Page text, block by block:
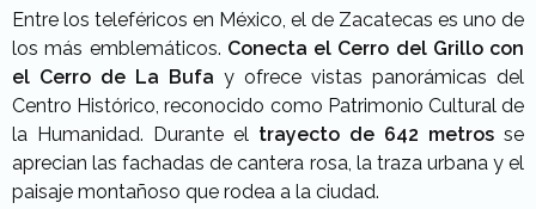
Entre los teleféricos en México, el de Zacatecas es uno de
los más emblemáticos. Conecta el Cerro del Grillo con
el Cerro de La Bufa y ofrece vistas panorámicas del
Centro Histórico, reconocido como Patrimonio Cultural de
la Humanidad. Durante el trayecto de 642 metros se
aprecian las fachadas de cantera rosa, la traza urbana y el
paisaje montañoso que rodea a la ciudad.